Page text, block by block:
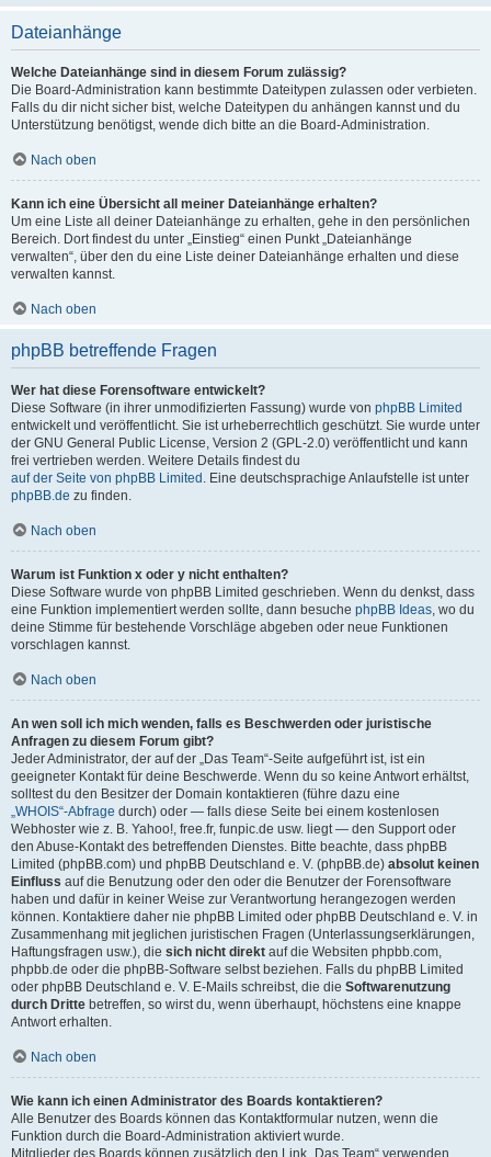
Dateianhänge
Welche Dateianhänge sind in diesem Forum zulässig?
Die Board-Administration kann bestimmte Dateitypen zulassen oder verbieten.
Falls du dir nicht sicher bist, welche Dateitypen du anhängen kannst und du
Unterstützung benötigst, wende dich bitte an die Board-Administration.
Nach oben
Kann ich eine Übersicht all meiner Dateianhänge erhalten?
Um eine Liste all deiner Dateianhänge zu erhalten, gehe in den persönlichen
Bereich. Dort findest du unter „Einstieg“ einen Punkt „Dateianhänge
verwalten“, über den du eine Liste deiner Dateianhänge erhalten und diese
verwalten kannst.
Nach oben
phpBB betreffende Fragen
Wer hat diese Forensoftware entwickelt?
Diese Software (in ihrer unmodifizierten Fassung) wurde von phpBB Limited
entwickelt und veröffentlicht. Sie ist urheberrechtlich geschützt. Sie wurde unter
der GNU General Public License, Version 2 (GPL-2.0) veröffentlicht und kann
frei vertrieben werden. Weitere Details findest du
auf der Seite von phpBB Limited . Eine deutschsprachige Anlaufstelle ist unter
phpBB.de zu finden.
Nach oben
Warum ist Funktion x oder y nicht enthalten?
Diese Software wurde von phpBB Limited geschrieben. Wenn du denkst, dass
eine Funktion implementiert werden sollte, dann besuche phpBB Ideas, wo du
deine Stimme für bestehende Vorschläge abgeben oder neue Funktionen
vorschlagen kannst.
Nach oben
An wen soll ich mich wenden, falls es Beschwerden oder juristische
Anfragen zu diesem Forum gibt?
Jeder Administrator, der auf der „Das Team“-Seite aufgeführt ist, ist ein
geeigneter Kontakt für deine Beschwerde. Wenn du so keine Antwort erhältst,
solltest du den Besitzer der Domain kontaktieren (führe dazu eine
„WHOIS“-Abfrage durch) oder — falls diese Seite bei einem kostenlosen
Webhoster wie z. B. Yahoo!, free.fr, funpic.de usw. liegt — den Support oder
den Abuse-Kontakt des betreffenden Dienstes. Bitte beachte, dass phpBB
Limited (phpBB.com) und phpBB Deutschland e. V. (phpBB.de) absolut keinen
Einfluss auf die Benutzung oder den oder die Benutzer der Forensoftware
haben und dafür in keiner Weise zur Verantwortung herangezogen werden
können. Kontaktiere daher nie phpBB Limited oder phpBB Deutschland e. V. in
Zusammenhang mit jeglichen juristischen Fragen (Unterlassungserklärungen,
Haftungsfragen usw.), die sich nicht direkt auf die Websiten phpbb.com,
phpbb.de oder die phpBB-Software selbst beziehen. Falls du phpBB Limited
oder phpBB Deutschland e. V. E-Mails schreibst, die die Softwarenutzung
durch Dritte betreffen, so wirst du, wenn überhaupt, höchstens eine knappe
Antwort erhalten.
Nach oben
Wie kann ich einen Administrator des Boards kontaktieren?
Alle Benutzer des Boards können das Kontaktformular nutzen, wenn die
Funktion durch die Board-Administration aktiviert wurde.
Mitglieder des Boards können zusätzlich den Link „Das Team“ verwenden.